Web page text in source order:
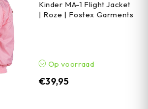
Kinder MA-1 Flight Jacket
| Roze | Fostex Garments
Op voorraad
€39,95